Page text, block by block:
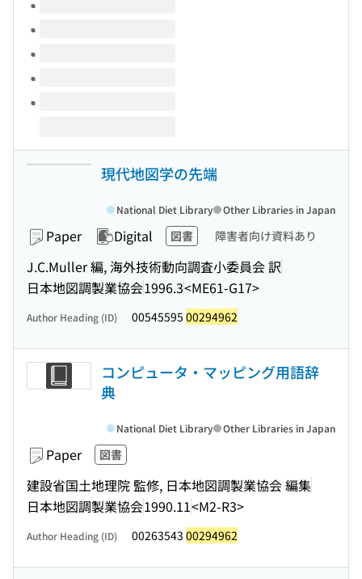
現代地図学の先端
Paper Digital 図書 障害者向け資料あり
J.C.Muller 編, 海外技術動向調査小委員会 訳
日本地図調製業協会1996.3<ME61-G17>
National Diet Library Other Libraries in Japan
Author Heading (ID) 00545595 00294962
コンピュータ・マッピング用語辞
典
Paper 図書
建設省国土地理院 監修, 日本地図調製業協会 編集
日本地図調製業協会1990.11<M2-R3>
National Diet Library Other Libraries in Japan
Author Heading (ID) 00263543 00294962